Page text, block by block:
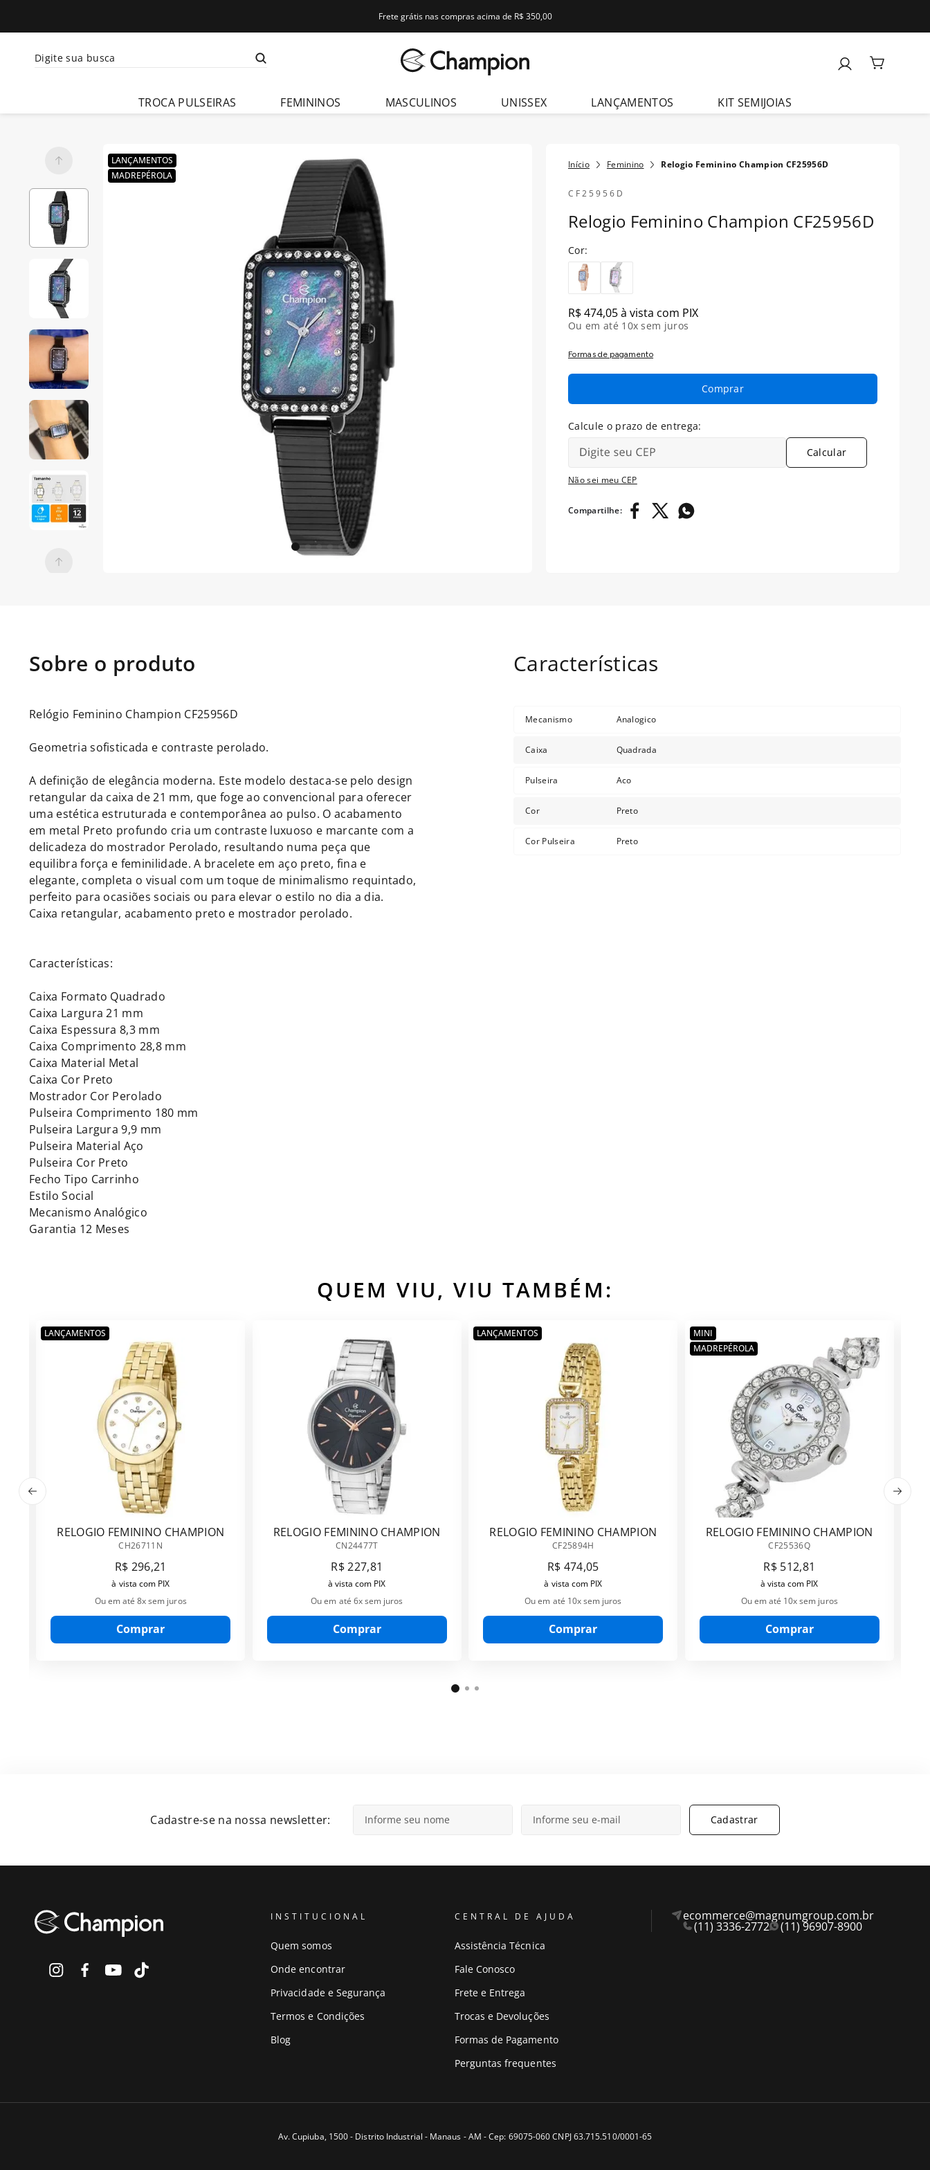
Frete grátis nas compras acima de R$ 350,00
Digite sua busca
TROCA PULSEIRAS FEMININOS MASCULINOS UNISSEX LANÇAMENTOS KIT SEMIJOIAS
LANÇAMENTOS
MADREPÉROLA
Feminino Relogio Feminino Champion CF25956D
CF25956D
Relogio Feminino Champion CF25956D
R$474,05à vista com PIX
Ou em até 10x sem juros
Formas de pagamento
Comprar
Não sei meu CEP
Calcular
Relógio Feminino Champion CF25956D
Geometria sofisticada e contraste perolado.
A definição de elegância moderna. Este modelo destaca-se pelo design
retangular da caixa de 21 mm, que foge ao convencional para oferecer
uma estética estruturada e contemporânea ao pulso. O acabamento
em metal Preto profundo cria um contraste luxuoso e marcante com a
delicadeza do mostrador Perolado, resultando numa peça que
equilibra força e feminilidade. A bracelete em aço preto, fina e
elegante, completa o visual com um toque de minimalismo requintado,
perfeito para ocasiões sociais ou para elevar o estilo no dia a dia.
Caixa retangular, acabamento preto e mostrador perolado.
Características:
Caixa Formato Quadrado
Caixa Largura 21 mm
Caixa Espessura 8,3 mm
Caixa Comprimento 28,8 mm
Caixa Material Metal
Caixa Cor Preto
Mostrador Cor Perolado
Pulseira Comprimento 180 mm
Pulseira Largura 9,9 mm
Pulseira Material Aço
Pulseira Cor Preto
Fecho Tipo Carrinho
Estilo Social
Mecanismo Analógico
Garantia 12 Meses
Mecanismo Analogico
Caixa Quadrada
Pulseira Aco
Cor Preto
Cor Pulseira Preto
QUEM VIU, VIU TAMBÉM:
LANÇAMENTOS
RELOGIO FEMININO CHAMPION
CH26711N
CH26711N
R$ 296,21
à vista com PIX
Ou em até8x sem juros
Comprar
RELOGIO FEMININO CHAMPION
CN24477T
CN24477T
R$227,81
à vista com PIX
Ou em até 6x sem juros
Comprar
LANÇAMENTOS
RELOGIO FEMININO CHAMPION
CF25894H
CF25894H
R$ 474,05
à vista com PIX
Ou em até 10x sem juros
Comprar
MINI
MADREPÉROLA
RELOGIO FEMININO CHAMPION
CF25536Q
CF25536Q
R$ 512,81
à vista com PIX
Ou em até 10x sem juros
Comprar
Cadastre-se na nossa newsletter: Cadastrar
INSTITUCIONAL
Quem somos
Onde encontrar
Privacidade e Segurança
Termos e Condições
Blog
CENTRAL DE AJUDA
Assistência Técnica
Fale Conosco
Frete e Entrega
Trocas e Devoluções
Formas de Pagamento
Perguntas frequentes
ecommerce@magnumgroup.com.br
(11) 3336-2772 (11) 96907-8900
Av. Cupiuba, 1500 - Distrito Industrial - Manaus - AM - Cep: 69075-060 CNPJ 63.715.510/0001-65
1
masculino
pulseira
relogio
smartwatch
ch30224
relogio
prata
dourado
digital
masculino
relógio
feminino
digital